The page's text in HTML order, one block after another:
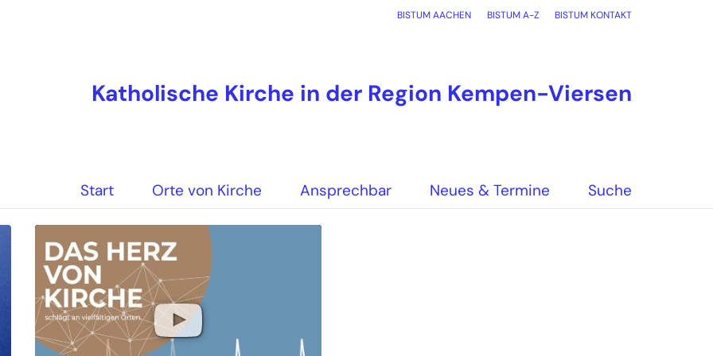
BISTUM AACHEN BISTUM A-Z BISTUM KONTAKT
Katholische Kirche in der Region Kempen-Viersen
Start Orte von Kirche Ansprechbar Neues & Termine Suche